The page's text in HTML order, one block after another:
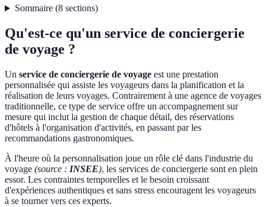
Sommaire(8 sections)
Qu'est-ce qu'un service de conciergerie
de voyage ?
Un service de conciergerie de voyage est une prestation
personnalisée qui assiste les voyageurs dans la planification et la
réalisation de leurs voyages. Contrairement à une agence de voyages
traditionnelle, ce type de service offre un accompagnement sur
mesure qui inclut la gestion de chaque détail, des réservations
d'hôtels à l'organisation d'activités, en passant par les
recommandations gastronomiques.
À l'heure où la personnalisation joue un rôle clé dans l'industrie du
voyage (source : INSEE), les services de conciergerie sont en plein
essor. Les contraintes temporelles et le besoin croissant
d'expériences authentiques et sans stress encouragent les voyageurs
à se tourner vers ces experts.